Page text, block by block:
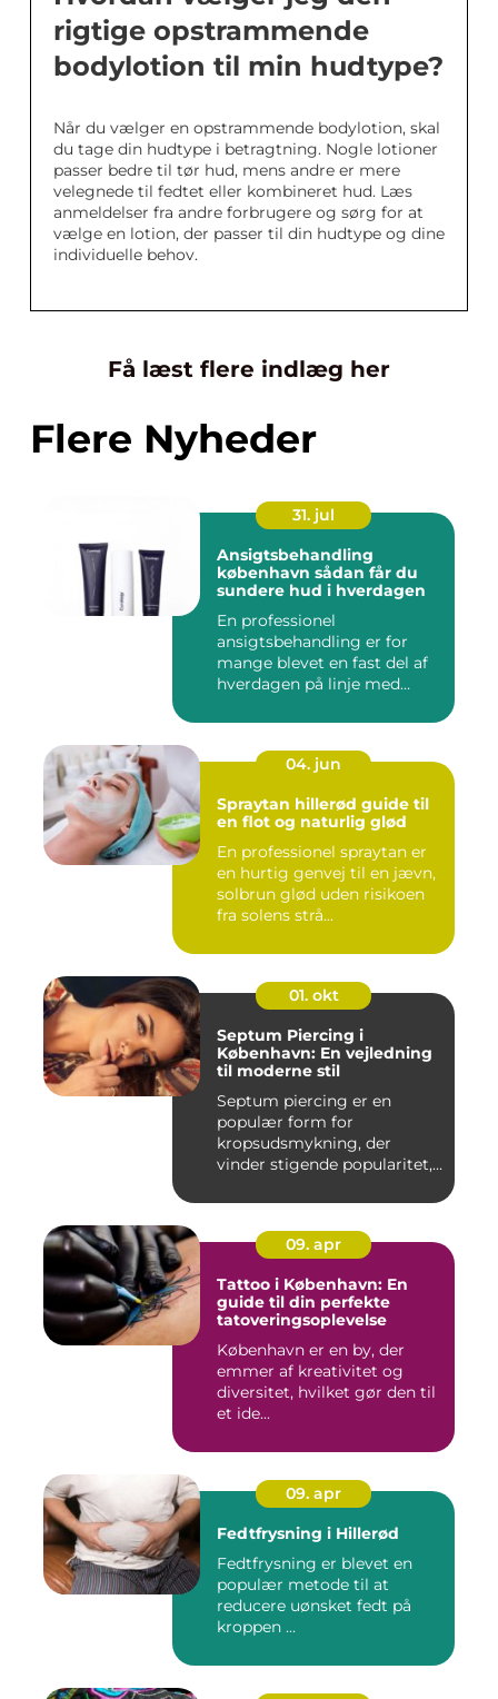
rigtige opstrammende
bodylotion til min hudtype?
Når du vælger en opstrammende bodylotion, skal
du tage din hudtype i betragtning. Nogle lotioner
passer bedre til tør hud, mens andre er mere
velegnede til fedtet eller kombineret hud. Læs
anmeldelser fra andre forbrugere og sørg for at
vælge en lotion, der passer til din hudtype og dine
individuelle behov.
Få læst flere indlæg her
Flere Nyheder
31. jul
Ansigtsbehandling
københavn sådan får du
sundere hud i hverdagen
En professionel
ansigtsbehandling er for
mange blevet en fast del af
hverdagen på linje med
04. jun
Spraytan hillerød guide til
en flot og naturlig glød
En professionel spraytan er
en hurtig genvej til en jævn,
solbrun glød uden risikoen
fra solens strå...
01. okt
Septum Piercing i
København: En vejledning
til moderne stil
Septum piercing er en
populær form for
kropsudsmykning, der
vinder stigende popularitet,
09. apr
Tattoo i København: En
guide til din perfekte
tatoveringsoplevelse
København er en by, der
emmer af kreativitet og
diversitet, hvilket gør den til
et ide...
09. apr
Fedtfrysning i Hillerød
Fedtfrysning er blevet en
populær metode til at
reducere uønsket fedt på
kroppen ...